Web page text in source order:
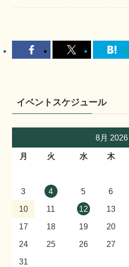
イベントスケジュール
8月 2026
月 火 水 木
3
4 5 6
10
11 12 13
17
18 19 20
24
25 26 27
31